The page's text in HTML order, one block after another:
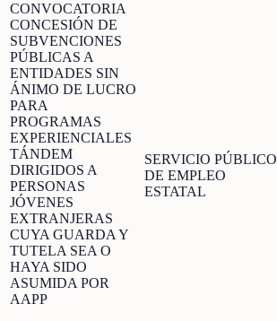
CONVOCATORIA
CONCESIÓN DE
SUBVENCIONES
PÚBLICAS A
ENTIDADES SIN
ÁNIMO DE LUCRO
PARA
PROGRAMAS
EXPERIENCIALES
TÁNDEM
DIRIGIDOS A
PERSONAS
JÓVENES
EXTRANJERAS
CUYA GUARDA Y
TUTELA SEA O
HAYA SIDO
ASUMIDA POR
AAPP
SERVICIO PÚBLICO
DE EMPLEO
ESTATAL